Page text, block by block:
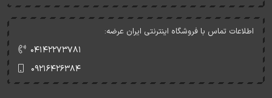
اطلاعات تماس با فروشگاه اینترنتی ایران عرضه:
۰۴۱۴۲۲۷۳۷۸۱
۰۹۲۱۶۴۲۶۳۸۴